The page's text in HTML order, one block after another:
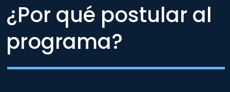
¿Por qué postular al
programa?